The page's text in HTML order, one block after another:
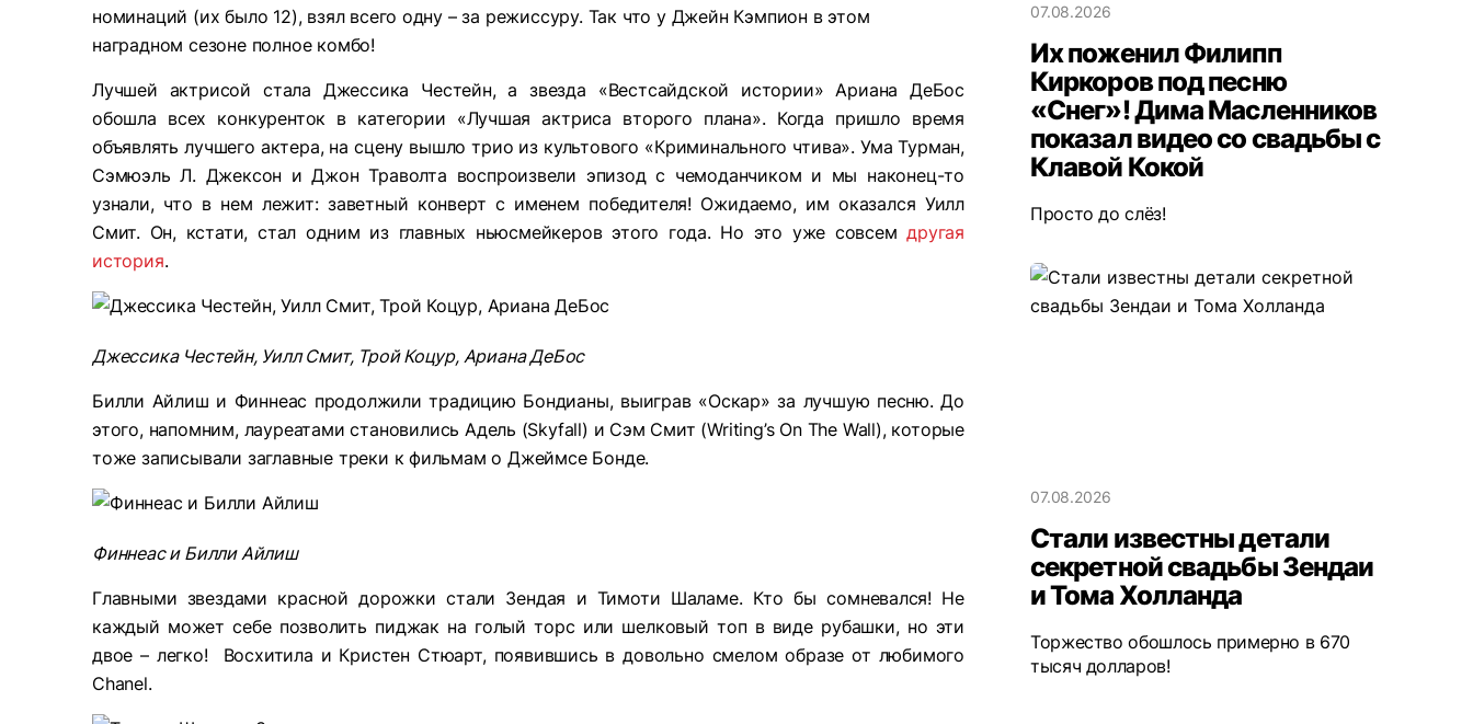
номинаций (их было 12), взял всего одну – за режиссуру. Так что у Джейн Кэмпион в этом
наградном сезоне полное комбо!
Лучшей актрисой стала Джессика Честейн, а звезда «Вестсайдской истории» Ариана ДеБос
обошла всех конкуренток в категории «Лучшая актриса второго плана». Когда пришло время
объявлять лучшего актера, на сцену вышло трио из культового «Криминального чтива». Ума Турман,
Сэмюэль Л. Джексон и Джон Траволта воспроизвели эпизод с чемоданчиком и мы наконец-то
узнали, что в нем лежит: заветный конверт с именем победителя! Ожидаемо, им оказался Уилл
Смит. Он, кстати, стал одним из главных ньюсмейкеров этого года. Но это уже совсемдругая
история.
Джессика Честейн, Уилл Смит, Трой Коцур, Ариана ДеБос
Билли Айлиш и Финнеас продолжили традицию Бондианы, выиграв «Оскар» за лучшую песню. До
этого, напомним, лауреатами становились Адель (Skyfall) и Сэм Смит (Writing’s On The Wall), которые
тоже записывали заглавные треки к фильмам о Джеймсе Бонде.
Финнеас и Билли Айлиш
Главными звездами красной дорожки стали Зендая и Тимоти Шаламе. Кто бы сомневался! Не
каждый может себе позволить пиджак на голый торс или шелковый топ в виде рубашки, но эти
двое – легко! Восхитила и Кристен Стюарт, появившись в довольно смелом образе от любимого
Chanel.
07.08.2026
Их поженил Филипп
Киркоров под песню
«Снег»! Дима Масленников
показал видео со свадьбы с
Клавой Кокой
Просто до слёз!
07.08.2026
Стали известны детали
секретной свадьбы Зендаи
и Тома Холланда
Торжество обошлось примерно в 670
тысяч долларов!